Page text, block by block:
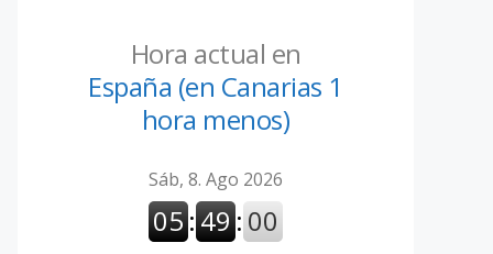
Hora actual en
España (en Canarias 1
hora menos)